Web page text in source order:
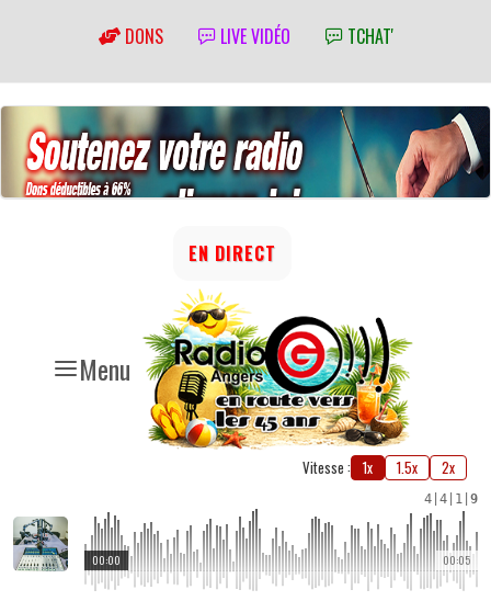
DONS LIVE VIDÉO TCHAT'
Menu
EN DIRECT
Vitesse : 1x 1.5x 2x
4 4 1 9
00:05
00:00